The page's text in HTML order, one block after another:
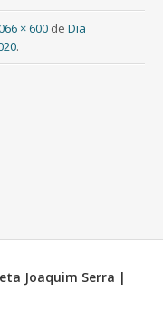
× 600de Dia
.
Joaquim Serra |